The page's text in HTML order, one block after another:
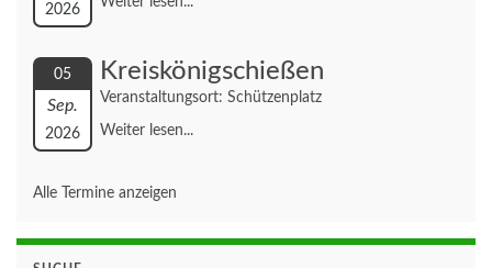
2026
05
Sep.
2026
Kreiskönigschießen
Veranstaltungsort: Schützenplatz
Weiter lesen...
Alle Termine anzeigen